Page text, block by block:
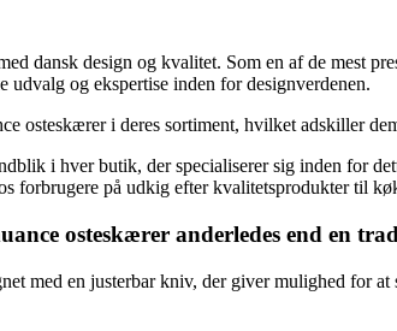
dansk design og kvalitet. Som en af de mest
udvalg og ekspertise inden for designverdenen.
osteskærer i deres sortiment, hvilket adskiller
i hver butik, der specialiserer sig inden for
forbrugere på udkig efter kvalitetsprodukter til
osteskærer anderledes end en
med en justerbar kniv, der giver mulighed for